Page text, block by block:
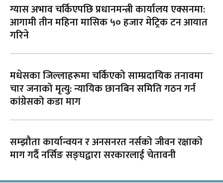
ग्यास अभाव चर्किएपछि प्रधानमन्त्री कार्यालय एक्सनमा:
आगामी तीन महिना मासिक ५० हजार मेट्रिक टन आयात
गरिने
मधेसका जिल्लाहरूमा चर्किएको साम्प्रदायिक तनावमा
चार जनाको मृत्यु: न्यायिक छानबिन समिति गठन गर्न
कांग्रेसको कडा माग
सम्झौता कार्यान्वयन र अनसनरत नर्सको जीवन रक्षाको
माग गर्दै नर्सिङ सङ्घद्वारा सरकारलाई चेतावनी